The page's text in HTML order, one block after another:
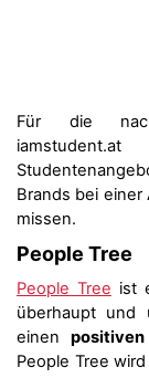
Für die
Brands bei
missen.
People Tree
People Tree ist
überhaupt und
einen
People Tree